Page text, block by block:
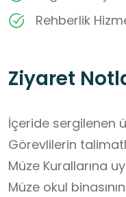
Rehberlik
Ziyaret
İçeride sergilenen
Görevlilerin
Müze Kurallarına
Müze okul